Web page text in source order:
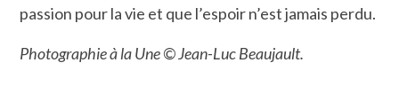
passion pour la vie et que l’espoir n’est jamais perdu.
Photographie à la Une © Jean-Luc Beaujault.